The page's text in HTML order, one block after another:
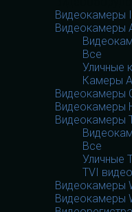
Видеокамеры
Видеокамеры
Все
Уличные
Камеры
Видеокамеры
Видеокамеры
Видеокамеры
Все
Уличные
TVI
Видеокамеры
Видеокамеры